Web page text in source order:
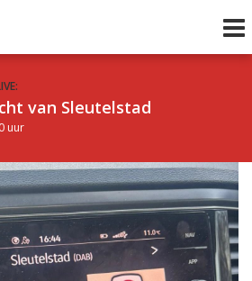
van Sleutelstad
uur
uur 1 van 0 Volgend uur